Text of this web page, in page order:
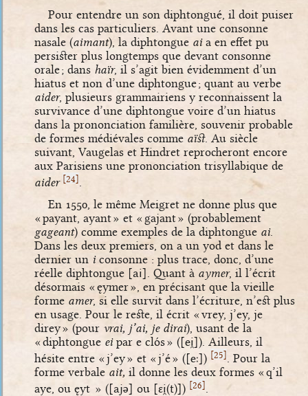
Pour entendre un son diphtongué, il doit puiser
dans les cas particuliers. Avant une consonne
nasale (aimant), la diphtongue aia en effet pu
persister plus longtemps que devant consonne
orale ; dans haïr, il s’agit bien évidemment d’un
hiatus et non d’une diphtongue ; quant au verbe
aider, plusieurs grammairiens y reconnaissent la
survivance d’une diphtongue voire d’un hiatus
dans la prononciation familière, souvenir probable
de formes médiévales comme aïst. Au siècle
suivant, Vaugelas et Hindret reprocheront encore
aux Parisiens une prononciation trisyllabique de
aider [24]
En 1550, le même Meigret ne donne plus que
« payant, ayant » et « gajant » (probablement
gageant) comme exemples de la diphtongue ai.
Dans les deux premiers, on a un yod et dans le
dernier un iconsonne : plus trace, donc, d’une
réelle diphtongue [ai] . Quant à aymer, il l’écrit
désormais « ęymer », en précisant que la vieille
forme amer, si elle survit dans l’écriture, n’est plus
en usage. Pour le reste, il écrit « vrey, j’ey, je
direy » (pour vrai, j’ai, je dirai), usant de la
« diphtongue eipar e clós » ([ei̯]). Ailleurs, il
hésite entre « j’ey » et « j’é » ([eː]) [25]
. Pour la
forme verbale ait, il donne les deux formes « q’il
aye, ou ęyt » ([ajə] ou [ɛi̯(t)]) [26]